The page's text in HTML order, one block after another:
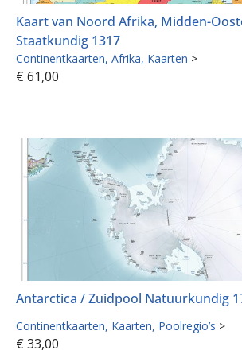
Kaart van Noord Afrika, Midden-
Staatkundig 1317
Continentkaarten Afrika Kaarten >
€ 61,00
Antarctica / Zuidpool Natuurkundig
Continentkaarten Kaarten Poolregio’s >
€ 33,00